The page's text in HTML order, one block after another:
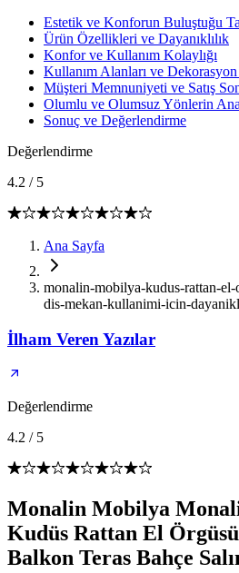
Estetik ve Konforun Buluştuğu
Ürün Özellikleri ve Dayanıklılık
Konfor ve Kullanım Kolaylığı
Kullanım Alanları ve
Müşteri Memnuniyeti ve Satış
Olumlu ve Olumsuz Yönlerin
Sonuç ve Değerlendirme
Değerlendirme
4.2 / 5
Ana Sayfa
monalin-mobilya-kudus-rattan-
dis-mekan-kullanimi-icin-
İlham Veren Yazılar
Değerlendirme
4.2 / 5
Monalin Mobilya
Kudüs Rattan El
Balkon Teras Bahçe